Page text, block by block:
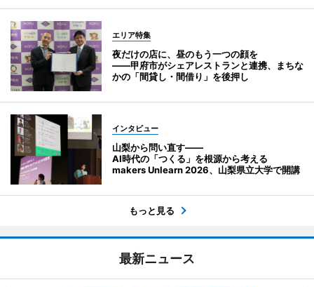
エリア特集
夜だけの店に、昼のもう一つの顔を
――甲府市がシェアレストランと連携、まちな
かの「間貸し・間借り」を後押し
インタビュー
山梨から問い直す――
AI時代の「つくる」を根源から考える
makers Unlearn 2026、山梨県立大学で開講
もっと見る
最新ニュース